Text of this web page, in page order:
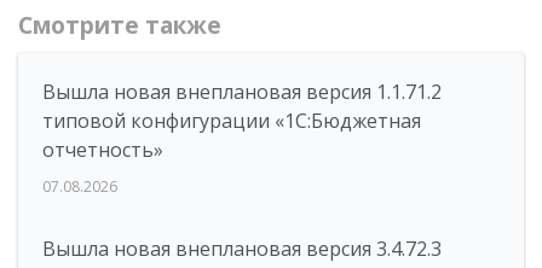
Смотрите также
Вышла новая внеплановая версия 1.1.71.2
типовой конфигурации «1C:Бюджетная
отчетность»
07.08.2026
Вышла новая внеплановая версия 3.4.72.3